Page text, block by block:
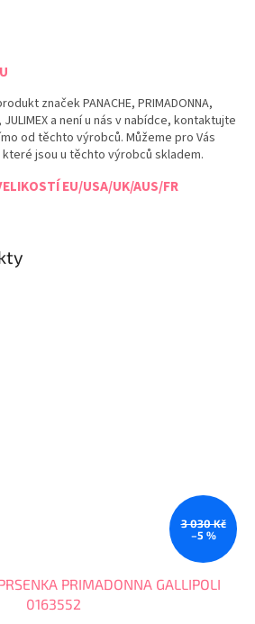
značek PANACHE, PRIMADONNA,
JULIMEX a není u nás v nabídce, kontaktujte
od těchto výrobců. Můžeme pro Vás
jsou u těchto výrobců skladem.
EU/USA/UK/AUS/FR
3 030 Kč
–5 %
PRIMADONNA GALLIPOLI
0163552